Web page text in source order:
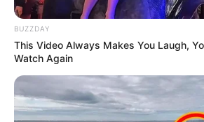
BUZZDAY
This Video Always Makes You Laugh,
Watch Again